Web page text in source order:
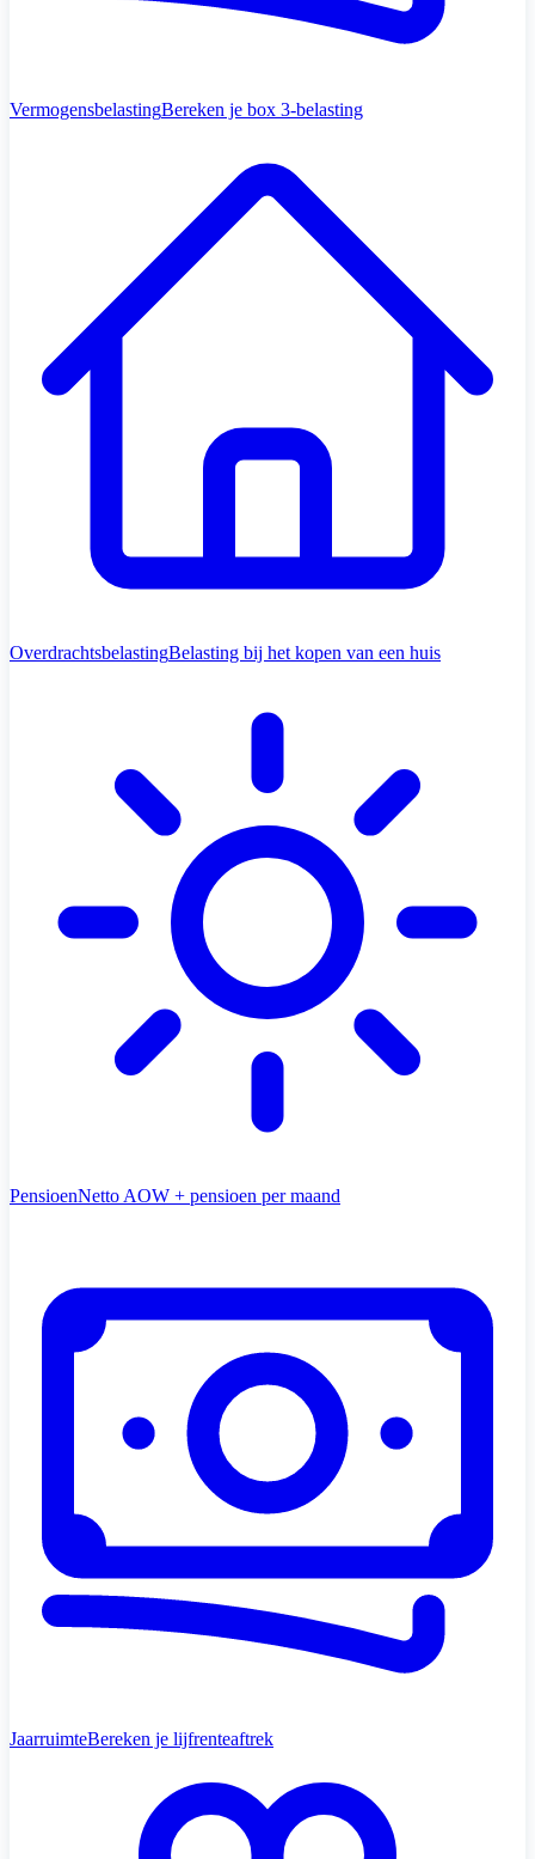
VermogensbelastingBereken je box 3-belasting
OverdrachtsbelastingBelasting bij het kopen van een huis
PensioenNetto AOW + pensioen per maand
JaarruimteBereken je lijfrenteaftrek